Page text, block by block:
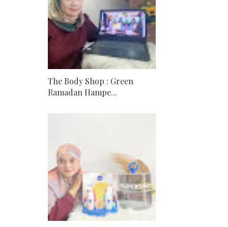
The Body Shop : Green
Ramadan Hampe...